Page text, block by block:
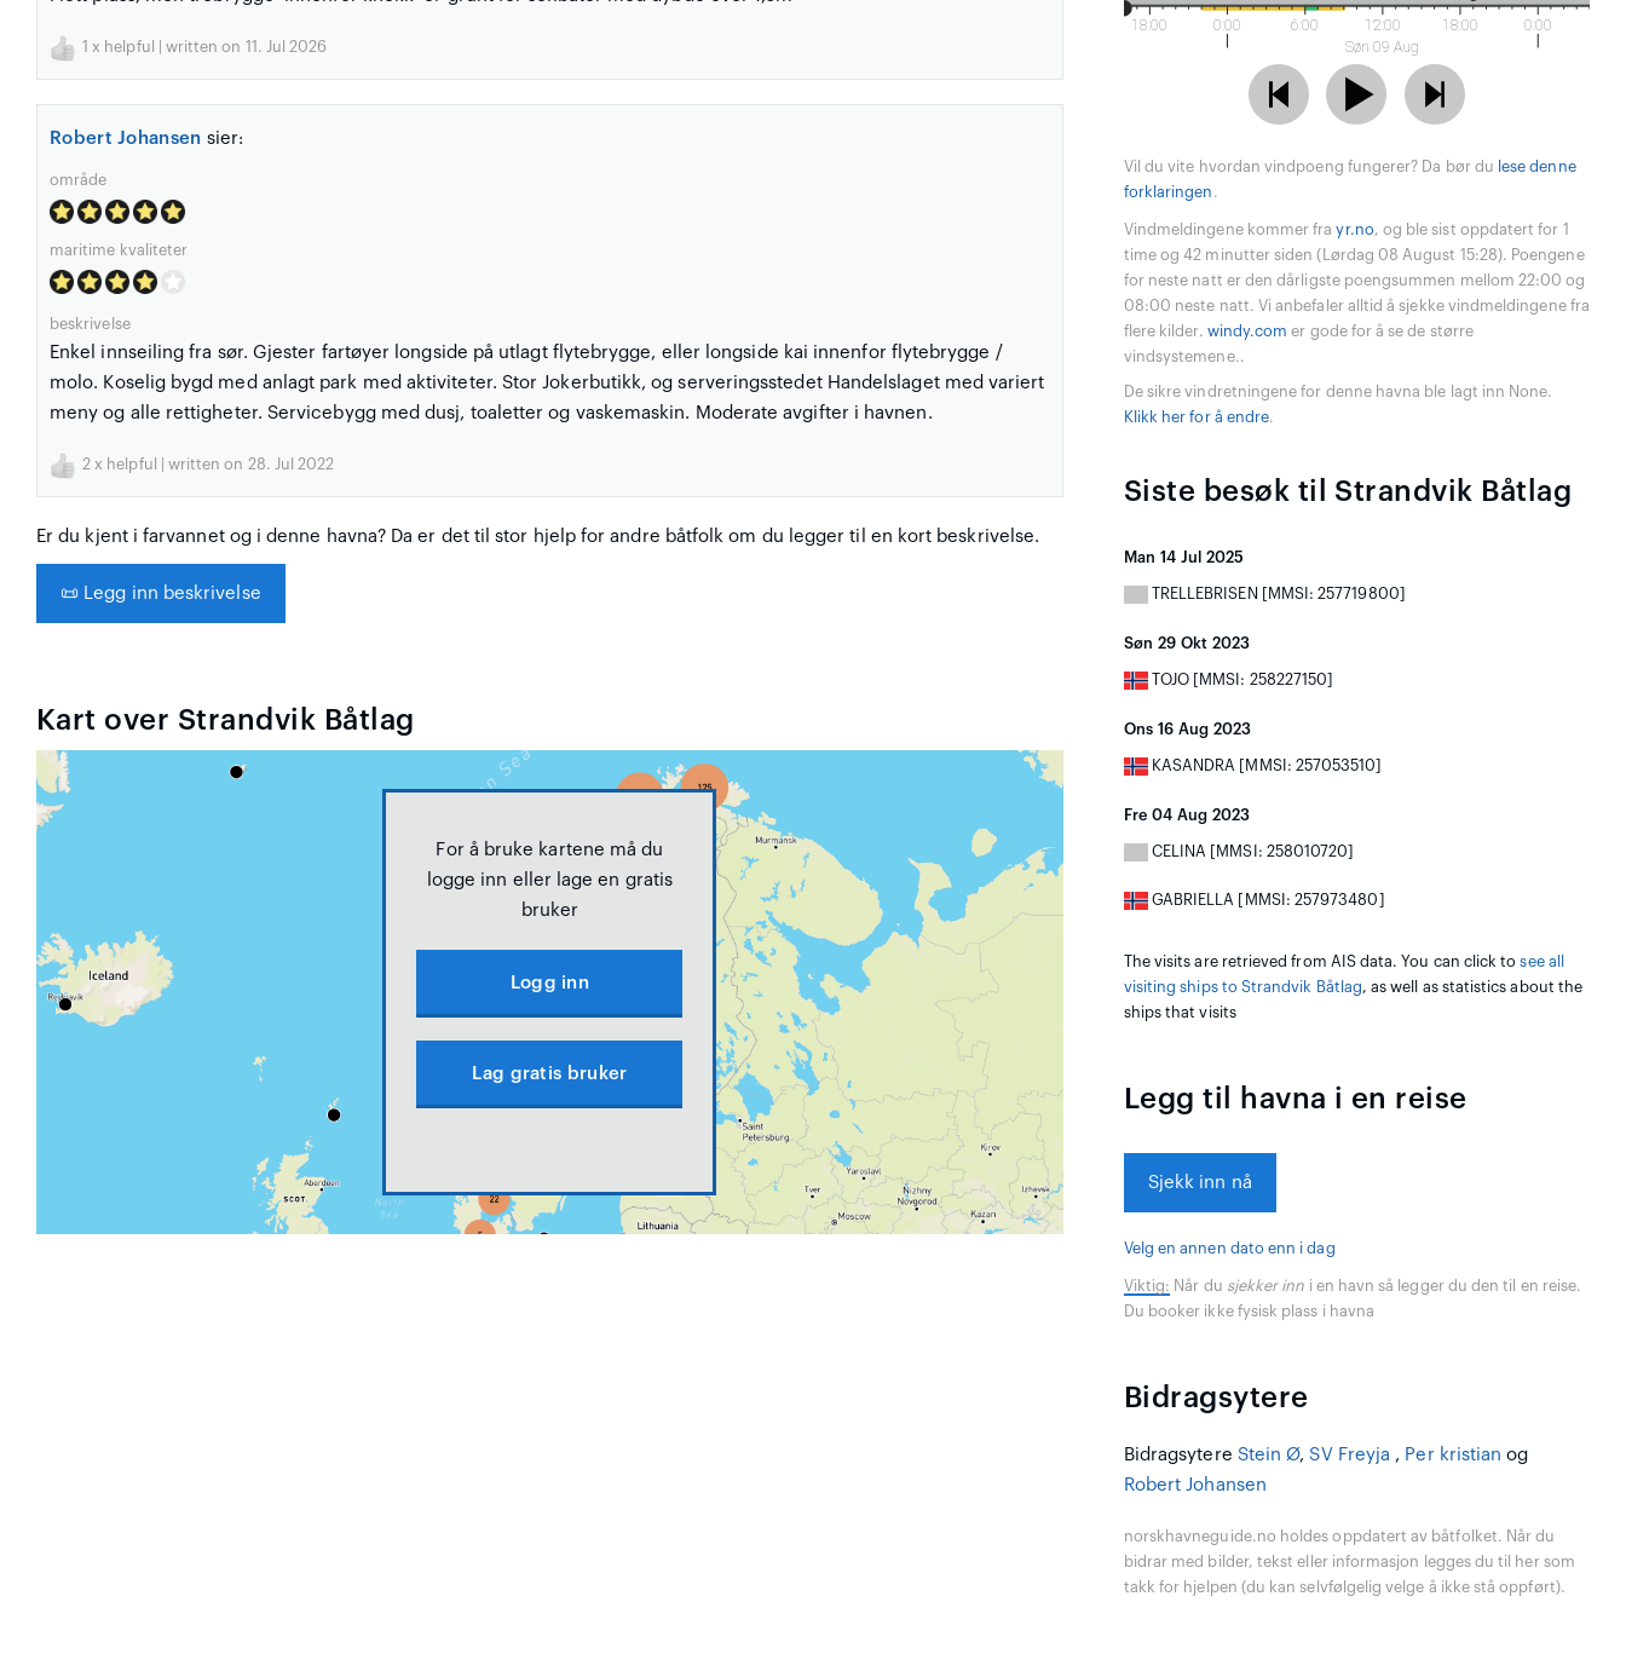
1 x helpful | written on 11. Jul 2026
Robert Johansen sier:
område
maritime kvaliteter
beskrivelse
Enkel innseiling fra sør. Gjester fartøyer longside på utlagt flytebrygge, eller longside kai innenfor flytebrygge /
molo. Koselig bygd med anlagt park med aktiviteter. Stor Jokerbutikk, og serveringsstedet Handelslaget med variert
meny og alle rettigheter. Servicebygg med dusj, toaletter og vaskemaskin. Moderate avgifter i havnen.
2 x helpful | written on 28. Jul 2022
Er du kjent i farvannet og i denne havna? Da er det til stor hjelp for andre båtfolk om du legger til en kort beskrivelse.
📜 Legg inn beskrivelse
Kart over Strandvik Båtlag
For å bruke kartene må du
logge inn eller lage en gratis
bruker
Logg inn
Lag gratis bruker
18:00 0:00 6:00
12:00
Søn 09 Aug
18:00 0:00
Vil du vite hvordan vindpoeng fungerer? Da bør du lese denne
forklaringen .
Vindmeldingene kommer frayr.no, og ble sist oppdatert for 1
time og 42 minutter siden (Lørdag 08 August 15:28). Poengene
for neste natt er den dårligste poengsummen mellom 22:00 og
08:00 neste natt. Vi anbefaler alltid å sjekke vindmeldingene fra
flere kilder. windy.com er gode for å se de større
vindsystemene..
De sikre vindretningene for denne havna ble lagt inn None.
Klikk her for å endre.
Siste besøk til Strandvik Båtlag
Man 14 Jul 2025
TRELLEBRISEN [MMSI: 257719800]
Søn 29 Okt 2023
TOJO [MMSI: 258227150]
Ons 16 Aug 2023
KASANDRA [MMSI: 257053510]
Fre 04 Aug 2023
CELINA [MMSI: 258010720]
GABRIELLA [MMSI: 257973480]
The visits are retrieved from AIS data. You can click tosee all
visiting ships to Strandvik Båtlag, as well as statistics about the
ships that visits
Legg til havna i en reise
Sjekk inn nå
Velg en annen dato enn i dag
Viktig: Når du sjekker inn i en havn så legger du den til en reise.
Du booker ikke fysisk plass i havna
Bidragsytere
Bidragsytere Stein Ø, SV Freyja , Per kristian og
Robert Johansen
norskhavneguide.no holdes oppdatert av båtfolket. Når du
bidrar med bilder, tekst eller informasjon legges du til her som
takk for hjelpen (du kan selvfølgelig velge å ikke stå oppført).